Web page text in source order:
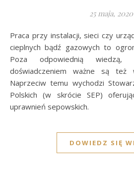
25 maja, 2020
Praca przy instalacji, sieci czy urządzeniach elektrycznych,
cieplnych bądź gazowych to
Poza odpowiednią wiedzą,
doświadczeniem ważne są też
Naprzeciw temu wychodzi
Polskich (w skrócie SEP)
uprawnień sepowskich.
DOWIEDZ SIĘ